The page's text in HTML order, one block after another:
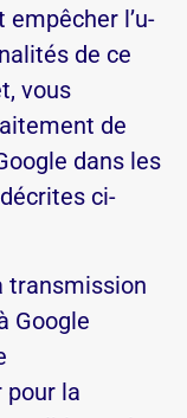
em­pê­cher l’u­
de ce
vous
de
dans les
ci-
transmission
Google
pour la